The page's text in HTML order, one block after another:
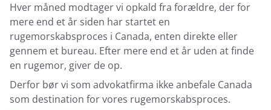
Hver måned modtager vi opkald fra forældre, der for
mere end et år siden har startet en
rugemorskabsproces i Canada, enten direkte eller
gennem et bureau. Efter mere end et år uden at finde
en rugemor, giver de op.
Derfor bør vi som advokatfirma ikke anbefale Canada
som destination for vores rugemorskabsproces.